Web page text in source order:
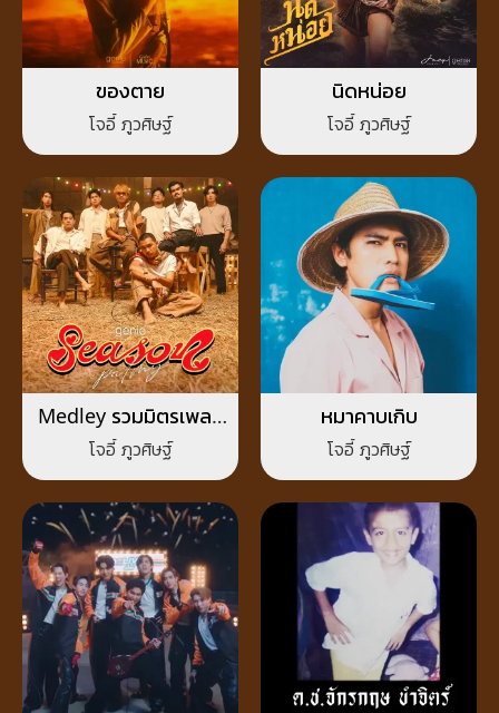
ของตาย
โจอี้ ภูวศิษฐ์
นิดหน่อย
โจอี้ ภูวศิษฐ์
Medley รวมมิตรเพลง
ช้า PALMY
โจอี้ ภูวศิษฐ์
หมาคาบเกิบ
โจอี้ ภูวศิษฐ์